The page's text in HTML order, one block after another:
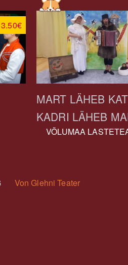
3.50€
MART LÄHEB
KADRI LÄHEB
VÕLUMAA
Von Glehni Teater